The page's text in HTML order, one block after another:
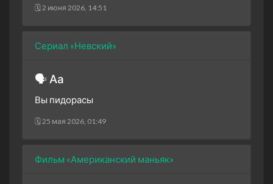
🗓 2 июня 2026, 14:51
Сериал «Невский»
🗣 Аа
Вы пидорасы
🗓 25 мая 2026, 01:49
Фильм «Американский маньяк»